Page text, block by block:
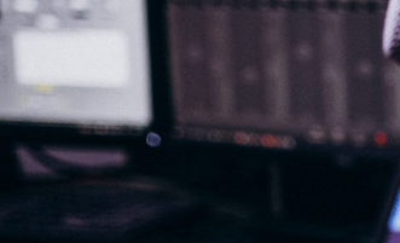
NASLOVNA